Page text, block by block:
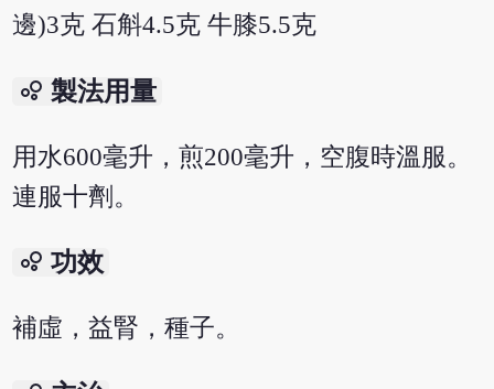
邊)3克 石斛4.5克 牛膝5.5克
bubble_chart 製法用量
用水600毫升，煎200毫升，空腹時溫服。
連服十劑。
bubble_chart 功效
補虛，益腎，種子。